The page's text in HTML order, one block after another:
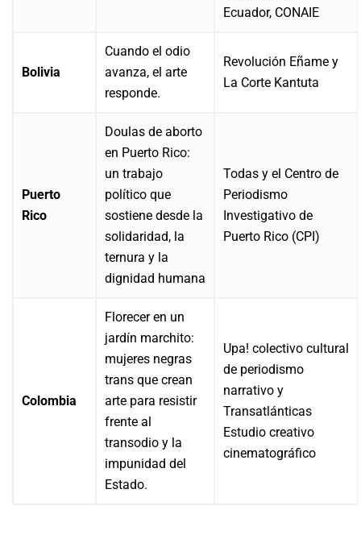
Ecuador, CONAIE
Bolivia
Cuando el odio
avanza, el arte
responde.
Revolución Eñame y
La Corte Kantuta
Puerto
Rico
Doulas de aborto
en Puerto Rico:
un trabajo
político que
sostiene desde la
solidaridad, la
ternura y la
dignidad humana
Todas y el Centro de
Periodismo
Investigativo de
Puerto Rico (CPI)
Colombia
Florecer en un
jardín marchito:
mujeres negras
trans que crean
arte para resistir
frente al
transodio y la
impunidad del
Estado.
Upa! colectivo cultural
de periodismo
narrativo y
Transatlánticas
Estudio creativo
cinematográfico